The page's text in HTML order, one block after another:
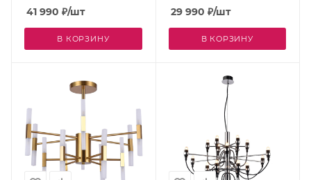
41 990 ₽/шт
В КОРЗИНУ
29 990 ₽/шт
В КОРЗИНУ